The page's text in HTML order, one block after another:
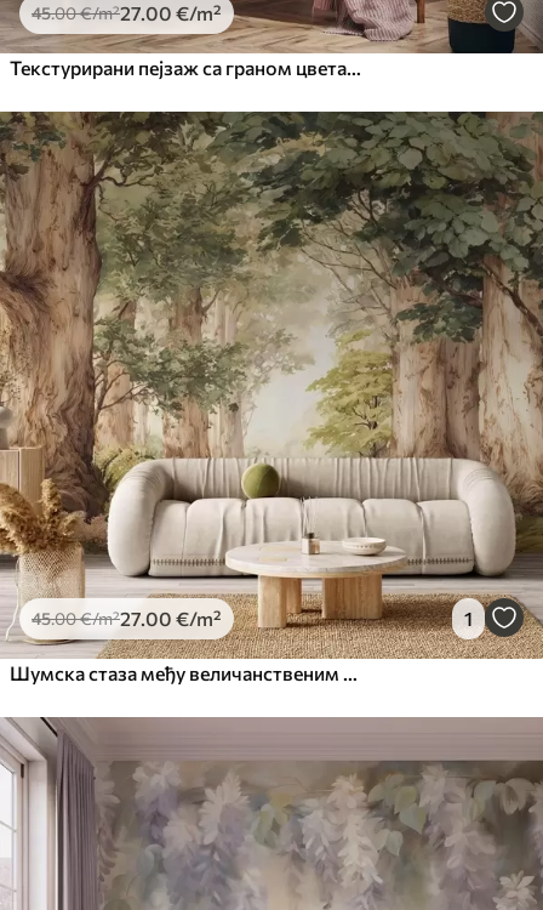
45.00€/m²27.00 €/m²
Текстурирани пејзаж са граном цвета трешње, ружичастим листовима, меком, магловитом позадином
45.00€/m²27.00 €/m² 1
Шумска стаза међу величанственим дрвећем у акварелном стилу